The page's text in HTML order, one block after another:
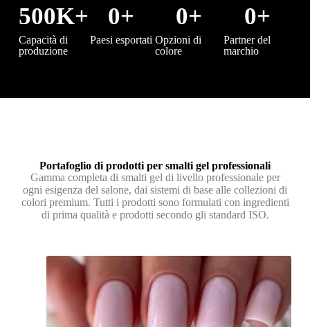
Capacità di
produzione
500K+
Paesi esportati
0+
Opzioni di
colore
0+
Partner del
marchio
0+
Portafoglio di prodotti per smalti gel professionali
Gamma completa di smalti gel di livello professionale per
ogni esigenza del salone, dai sistemi di base alle collezioni di
colori premium. Tutti i prodotti sono formulati con ingredienti
di prima qualità e prodotti secondo gli standard ISO.